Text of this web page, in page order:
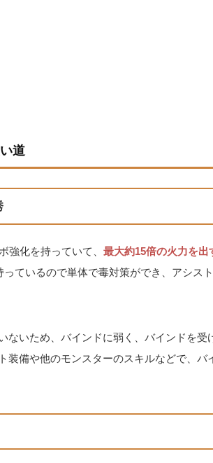
道
強化を持っていて、 最大約15倍の火力を
ているので単体で毒対策ができ、アシス
ないため、バインドに弱く、バインドを受
装備や他のモンスターのスキルなどで、バ